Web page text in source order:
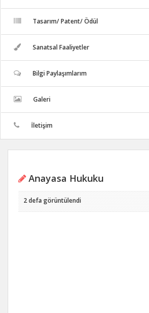
Tasarım/ Patent/ Ödül
Sanatsal Faaliyetler
Bilgi Paylaşımlarım
Galeri
İletişim
Anayasa Hukuku
2 defa görüntülendi